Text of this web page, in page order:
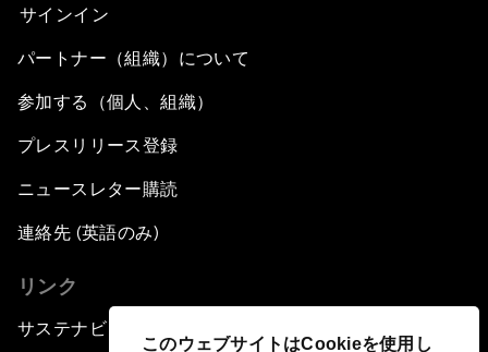
このウェブサイトはCookieを使用し
サインイン
パートナー（組織）について
参加する（個人、組織）
プレスリリース登録
ニュースレター購読
連絡先 (英語のみ)
リンク
サステナビリティへの取り組み